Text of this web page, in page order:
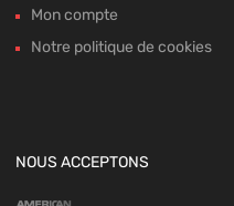
Mon compte
Notre politique de cookies
NOUS ACCEPTONS